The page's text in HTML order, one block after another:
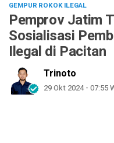
GEMPUR ROKOK ILEGAL
Pemprov Jatim
Sosialisasi
Ilegal di Pacitan
Trinoto
29 Okt 2024 - 07:55